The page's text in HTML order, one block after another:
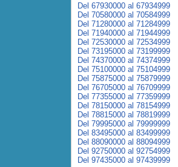
Del 67930000 al 67934999
Del 70580000 al 70584999
Del 71280000 al 71284999
Del 71940000 al 71944999
Del 72530000 al 72534999
Del 73195000 al 73199999
Del 74370000 al 74374999
Del 75100000 al 75104999
Del 75875000 al 75879999
Del 76705000 al 76709999
Del 77355000 al 77359999
Del 78150000 al 78154999
Del 78815000 al 78819999
Del 79995000 al 79999999
Del 83495000 al 83499999
Del 88090000 al 88094999
Del 92750000 al 92754999
Del 97435000 al 97439999